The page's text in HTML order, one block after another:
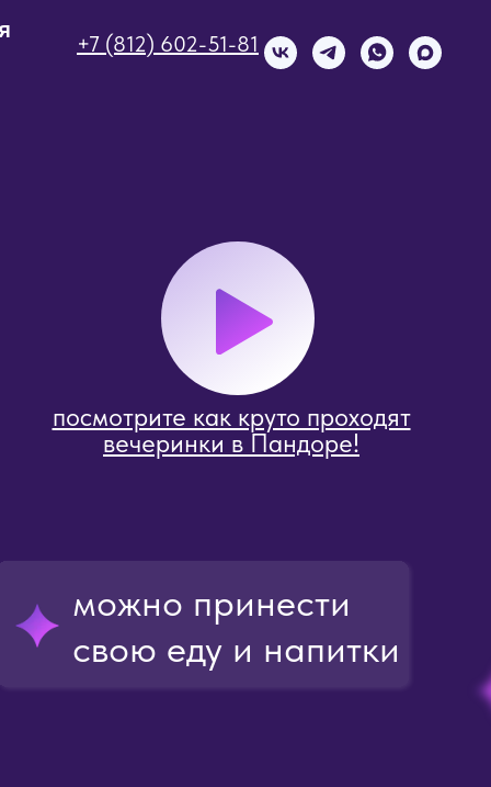
+7 (812) 602-51-81
можно принести
свою еду и напитки
посмотрите как круто проходят
вечеринки в Пандоре!